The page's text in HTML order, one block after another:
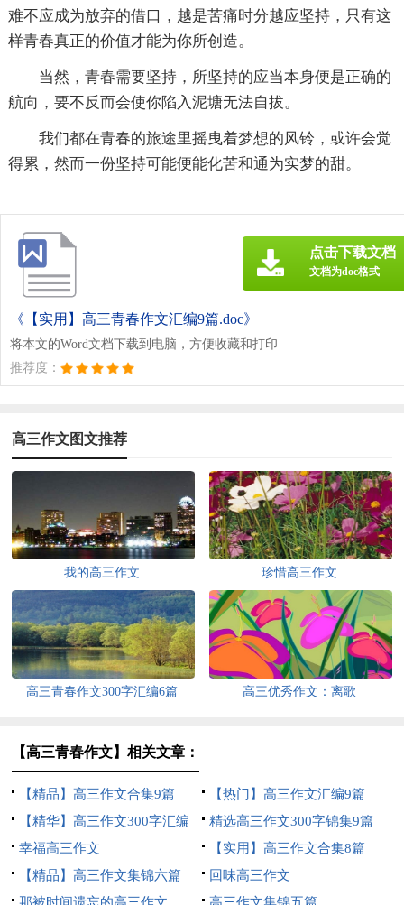
难不应成为放弃的借口，越是苦痛时分越应坚持，只有这
样青春真正的价值才能为你所创造。
当然，青春需要坚持，所坚持的应当本身便是正确的
航向，要不反而会使你陷入泥塘无法自拔。
我们都在青春的旅途里摇曳着梦想的风铃，或许会觉
得累，然而一份坚持可能便能化苦和通为实梦的甜。
《【实用】高三青春作文汇编9篇.doc》
将本文的Word文档下载到电脑，方便收藏和打印
推荐度：
点击下载文档
文档为doc格式
高三作文图文推荐
我的高三作文 珍惜高三作文
高三青春作文300字汇编6篇 高三优秀作文：离歌
【高三青春作文】相关文章：
【精品】高三作文合集9篇
【热门】高三作文汇编9篇
【精华】高三作文300字汇编
八篇
精选高三作文300字锦集9篇
幸福高三作文
【实用】高三作文合集8篇
【精品】高三作文集锦六篇
回味高三作文
那被时间遗忘的高三作文
高三作文集锦五篇